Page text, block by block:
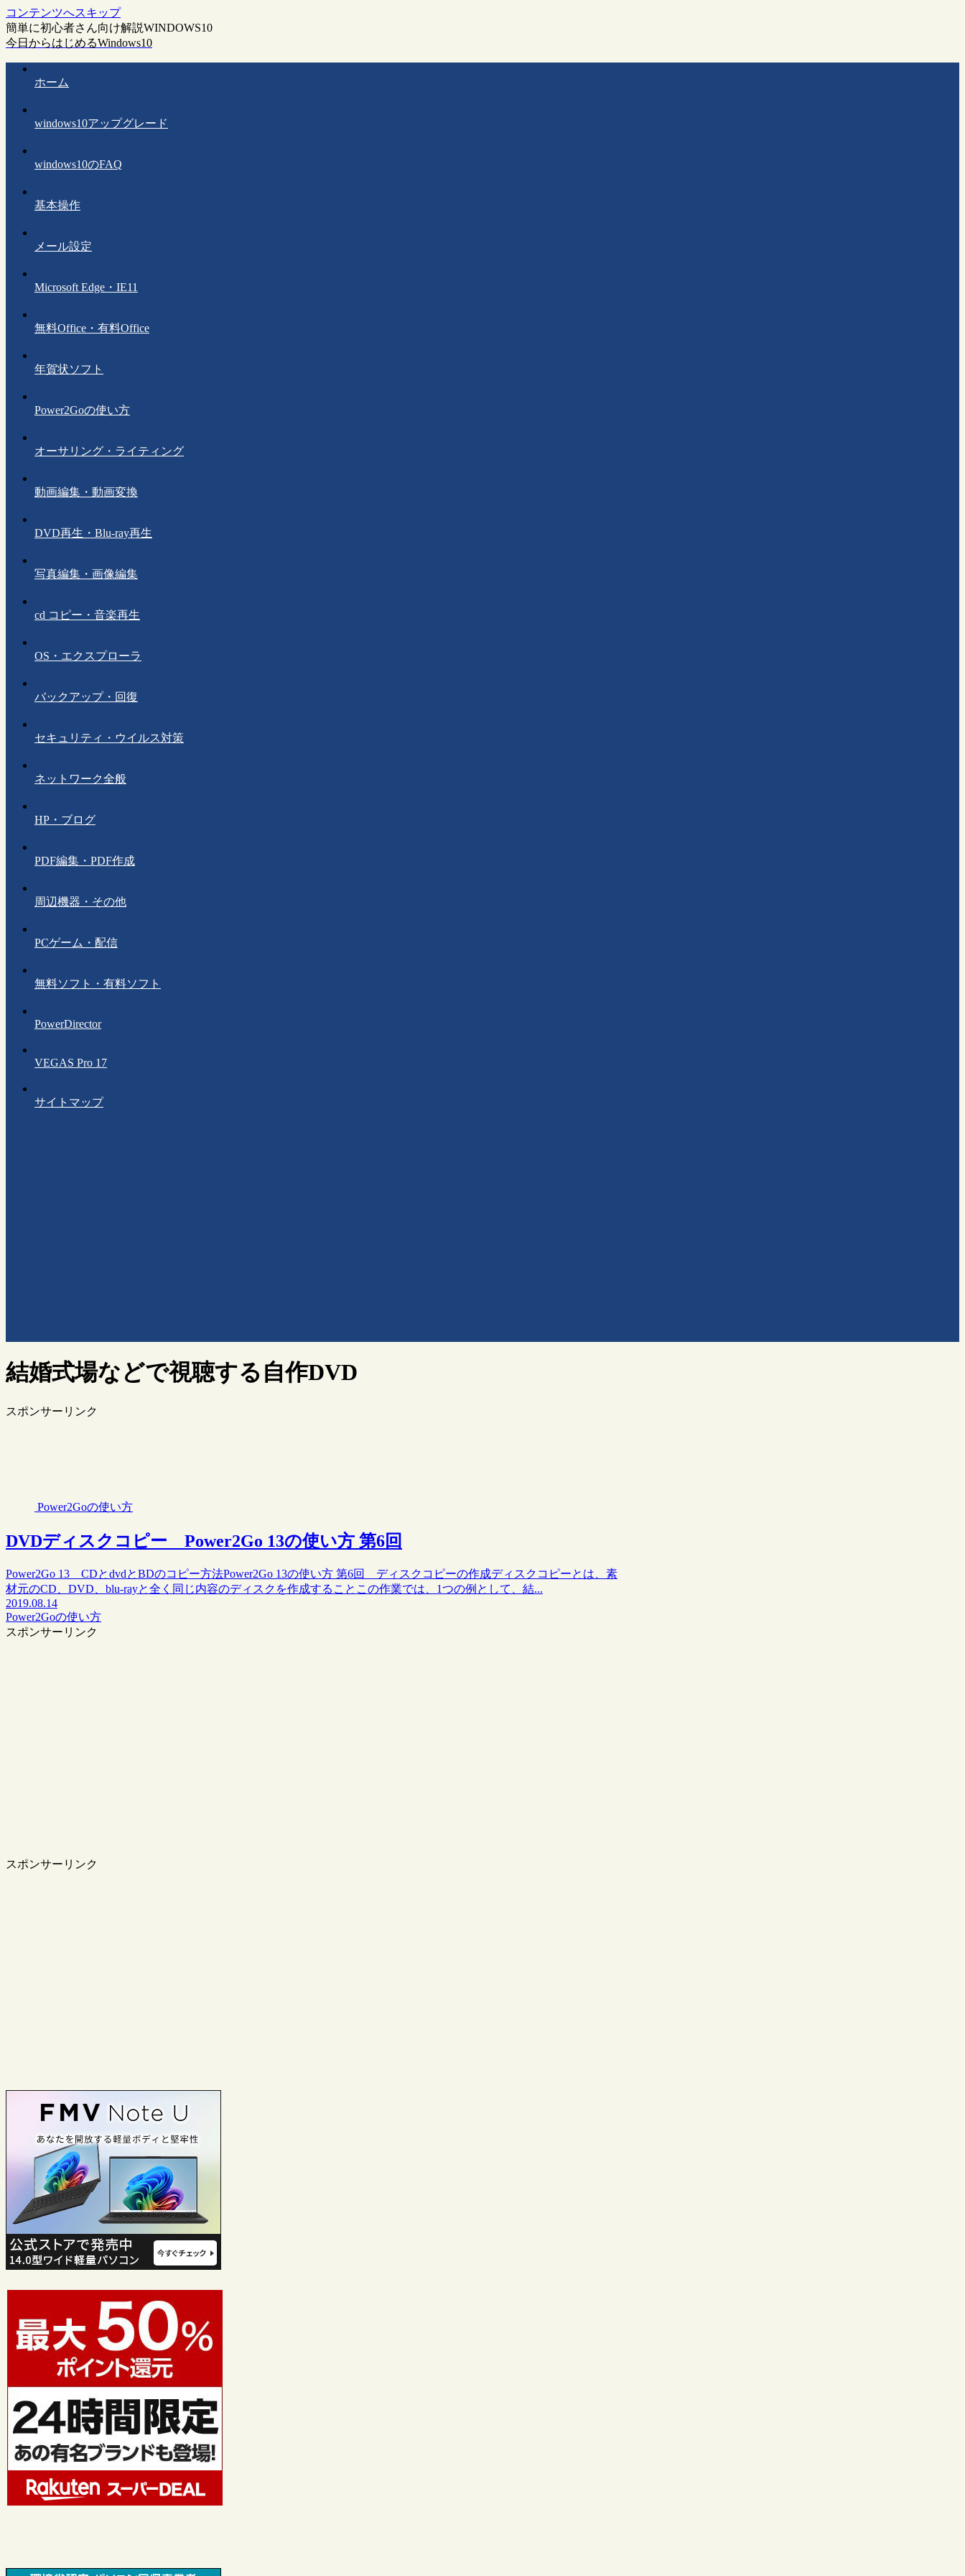
コンテンツへスキップ
簡単に初心者さん向け解説WINDOWS10
今日からはじめるWindows10
ホーム
windows10アップグレード
windows10のFAQ
基本操作
メール設定
Microsoft Edge・IE11
無料Office・有料Office
年賀状ソフト
Power2Goの使い方
オーサリング・ライティング
動画編集・動画変換
DVD再生・Blu-ray再生
写真編集・画像編集
cd コピー・音楽再生
OS・エクスプローラ
バックアップ・回復
セキュリティ・ウイルス対策
ネットワーク全般
HP・ブログ
PDF編集・PDF作成
周辺機器・その他
PCゲーム・配信
無料ソフト・有料ソフト
PowerDirector
VEGAS Pro 17
サイトマップ
結婚式場などで視聴する自作DVD
スポンサーリンク
Power2Goの使い方
DVDディスクコピー Power2Go 13の使い方 第6回
Power2Go 13 CDとdvdとBDのコピー方法Power2Go 13の使い方 第6回 ディスクコピーの作成ディスクコピーとは、素
材元のCD、DVD、blu-rayと全く同じ内容のディスクを作成することこの作業では、1つの例として、結...
2019.08.14
Power2Goの使い方
スポンサーリンク
スポンサーリンク